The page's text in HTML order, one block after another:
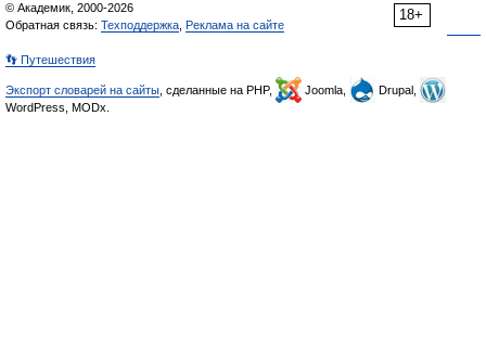
18+
© Академик, 2000-2026
Обратная связь: Техподдержка Реклама на сайте
👣 Путешествия
Экспорт словарей на сайты , сделанные на PHP, Joomla,
Drupal,
WordPress, MODx.